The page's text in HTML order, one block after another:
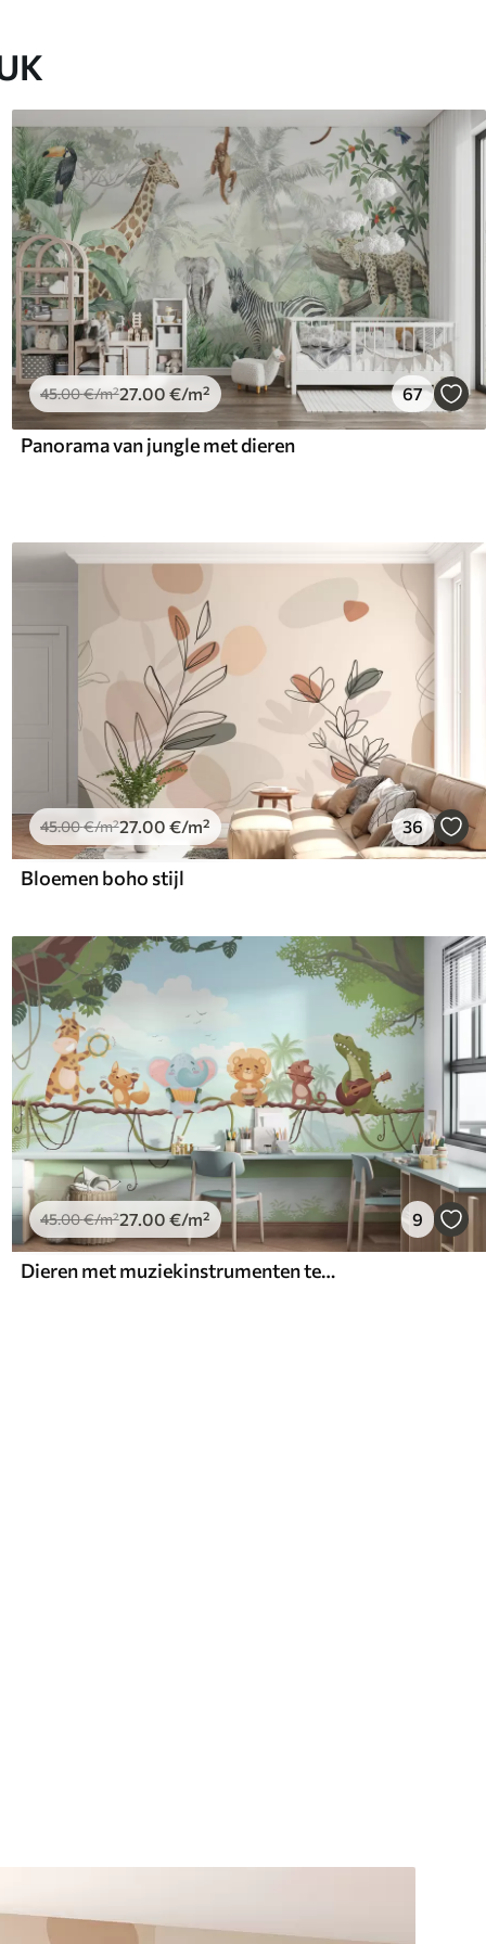
45.00€/m²27.00 €/m² 67
Panorama van jungle met dieren
45.00€/m²27.00 €/m² 36
Bloemen boho stijl
45.00€/m²27.00 €/m² 9
Dieren met muziekinstrumenten tegen een tropisch landschap